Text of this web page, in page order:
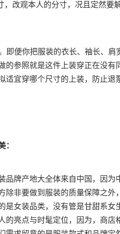
，改观本人的分寸，况且定然要
即便你把服装的衣长、袖长、
的参照就是这件上装穿正在没
适宜穿哪个尺寸的上装，防止退
：
品牌产地大全体来自中国，因
除非要做到服装的质量保障之
是女装品类，没有管是甘甜系
的亮点与时髦定位，因为，商